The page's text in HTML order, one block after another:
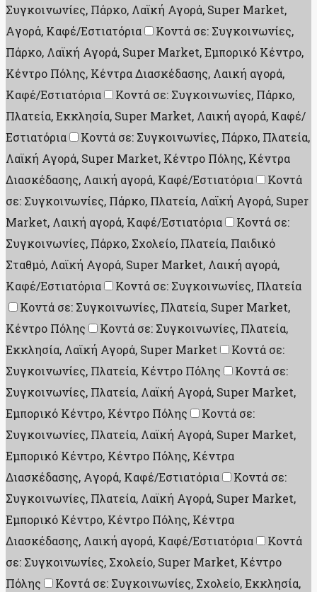
Συγκοινωνίες, Πάρκο, Λαϊκή Αγορά, Super Market,
Aγορά, Καφέ/Εστιατόρια
Κοντά σε: Συγκοινωνίες,
Πάρκο, Λαϊκή Αγορά, Super Market, Εμπορικό Κέντρο,
Κέντρο Πόλης, Κέντρα Διασκέδασης, Λαική αγορά,
Καφέ/Εστιατόρια
Κοντά σε: Συγκοινωνίες, Πάρκο,
Πλατεία, Εκκλησία, Super Market, Λαική αγορά, Καφέ/
Εστιατόρια
Κοντά σε: Συγκοινωνίες, Πάρκο, Πλατεία,
Λαϊκή Αγορά, Super Market, Κέντρο Πόλης, Κέντρα
Διασκέδασης, Λαική αγορά, Καφέ/Εστιατόρια
Κοντά
σε: Συγκοινωνίες, Πάρκο, Πλατεία, Λαϊκή Αγορά, Super
Market, Λαική αγορά, Καφέ/Εστιατόρια
Κοντά σε:
Συγκοινωνίες, Πάρκο, Σχολείο, Πλατεία, Παιδικό
Σταθμό, Λαϊκή Αγορά, Super Market, Λαική αγορά,
Καφέ/Εστιατόρια
Κοντά σε: Συγκοινωνίες, Πλατεία
Κοντά σε: Συγκοινωνίες, Πλατεία, Super Market,
Κέντρο Πόλης
Κοντά σε: Συγκοινωνίες, Πλατεία,
Εκκλησία, Λαϊκή Αγορά, Super Market
Κοντά σε:
Συγκοινωνίες, Πλατεία, Κέντρο Πόλης
Κοντά σε:
Συγκοινωνίες, Πλατεία, Λαϊκή Αγορά, Super Market,
Εμπορικό Κέντρο, Κέντρο Πόλης
Κοντά σε:
Συγκοινωνίες, Πλατεία, Λαϊκή Αγορά, Super Market,
Εμπορικό Κέντρο, Κέντρο Πόλης, Κέντρα
Διασκέδασης, Aγορά, Καφέ/Εστιατόρια
Κοντά σε:
Συγκοινωνίες, Πλατεία, Λαϊκή Αγορά, Super Market,
Εμπορικό Κέντρο, Κέντρο Πόλης, Κέντρα
Διασκέδασης, Λαική αγορά, Καφέ/Εστιατόρια
Κοντά
σε: Συγκοινωνίες, Σχολείο, Super Market, Κέντρο
Πόλης
Κοντά σε: Συγκοινωνίες, Σχολείο, Εκκλησία,